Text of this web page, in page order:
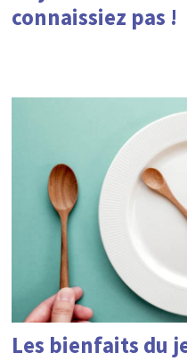
connaissiez pas !
Les bienfaits du